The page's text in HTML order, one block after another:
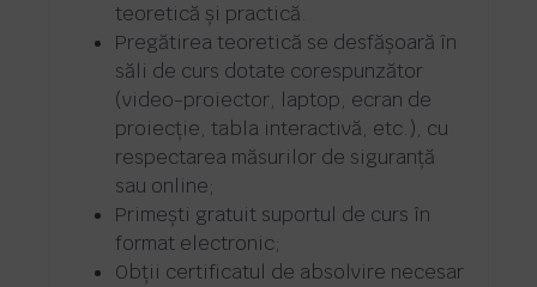
teoretică și practică.
Pregătirea teoretică se desfăşoară în
săli de curs dotate corespunzător
(video-proiector, laptop, ecran de
proiecţie, tabla interactivă, etc.), cu
respectarea măsurilor de siguranţă
sau online;
Primești gratuit suportul de curs în
format electronic;
Obții certificatul de absolvire necesar